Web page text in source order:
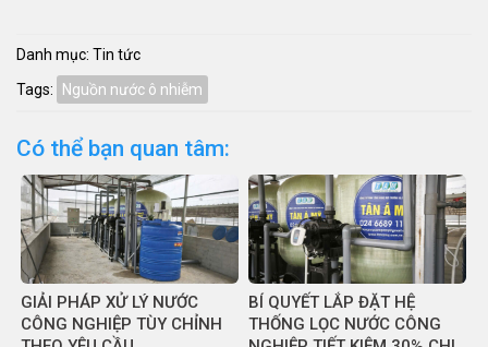
Danh mục: Tin tức
Tags:
Nguồn nước ô nhiễm
Có thể bạn quan tâm:
GIẢI PHÁP XỬ LÝ NƯỚC
CÔNG NGHIỆP TÙY CHỈNH
BÍ QUYẾT LẮP ĐẶT HỆ
THỐNG LỌC NƯỚC CÔNG